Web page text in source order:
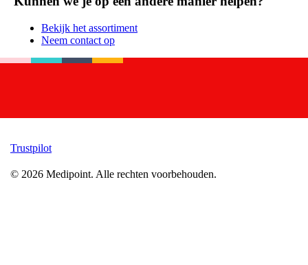
Bekijk het assortiment
Neem contact op
Trustpilot
© 2026 Medipoint. Alle rechten voorbehouden.